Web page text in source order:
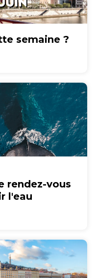
semaine ?
rendez-vous
l'eau